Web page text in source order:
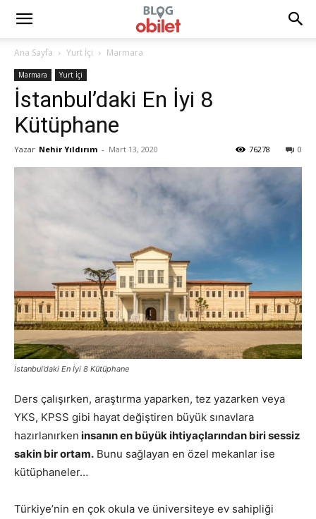
Ana Sayfa Yurt İçi Marmara
Marmara Yurt İçi
İstanbul’daki En İyi 8
Kütüphane
Yazar Nehir Yıldırım - Mart 13, 2020 0
76278
İstanbul’daki En İyi 8 Kütüphane
Ders çalışırken, araştırma yaparken, tez yazarken veya
YKS, KPSS gibi hayat değiştiren büyük sınavlara
hazırlanırken insanın en büyük ihtiyaçlarından biri sessiz
sakin bir ortam. Bunu sağlayan en özel mekanlar ise
kütüphaneler…
Türkiye’nin en çok okula ve üniversiteye ev sahipliği